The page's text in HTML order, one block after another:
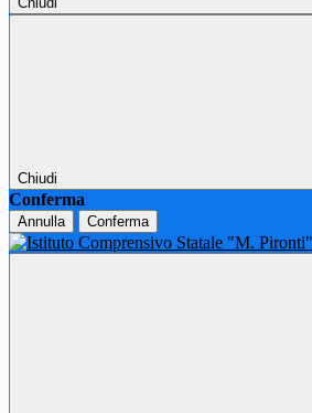
Chiudi
Conferma
Annulla Conferma